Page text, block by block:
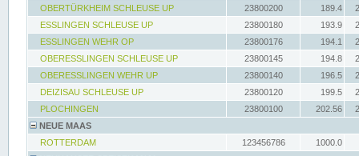
OBERTÜRKHEIM SCHLEUSE UP
23800200 189.4
ESSLINGEN SCHLEUSE UP
23800180 193.9
ESSLINGEN WEHR OP
23800176 194.1
OBERESSLINGEN SCHLEUSE UP
23800145 194.8
OBERESSLINGEN WEHR UP
23800140 196.5
DEIZISAU SCHLEUSE UP
23800120 199.5
PLOCHINGEN
23800100 202.56
NEUE MAAS
ROTTERDAM
123456786
1000.0